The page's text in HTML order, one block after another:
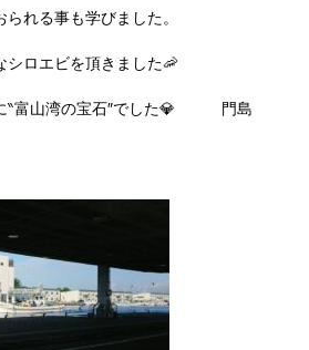
れる事も学びました。
シロエビを頂きました🦐
に‶富山湾の宝石″でした💎 門島